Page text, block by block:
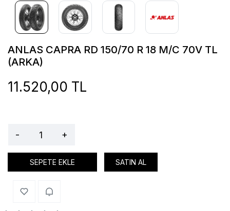
ANLAS CAPRA RD 150/70 R 18 M/C 70V TL
(ARKA)
11.520,00 TL
- +
SEPETE EKLE SATIN AL